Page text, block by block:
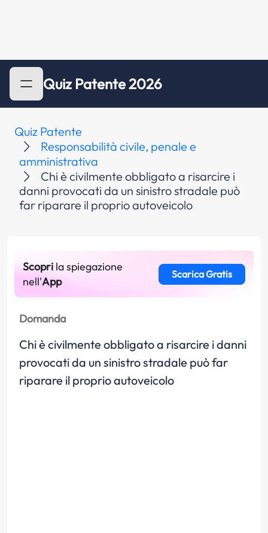
Quiz Patente 2026
Quiz Patente
Responsabilità civile, penale e
amministrativa
Chi è civilmente obbligato a risarcire i
danni provocati da un sinistro stradale può
far riparare il proprio autoveicolo
Scopri la spiegazione
nell'App
Scarica Gratis
Domanda
Chi è civilmente obbligato a risarcire i danni
provocati da un sinistro stradale può far
riparare il proprio autoveicolo